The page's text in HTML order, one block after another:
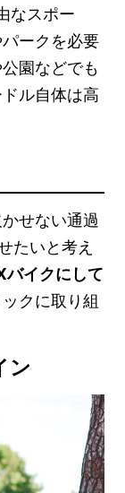
なスポー
ークを必要
園などでも
ル自体は高
せない通過
たいと考え
バイクにして
クに取り組
ン